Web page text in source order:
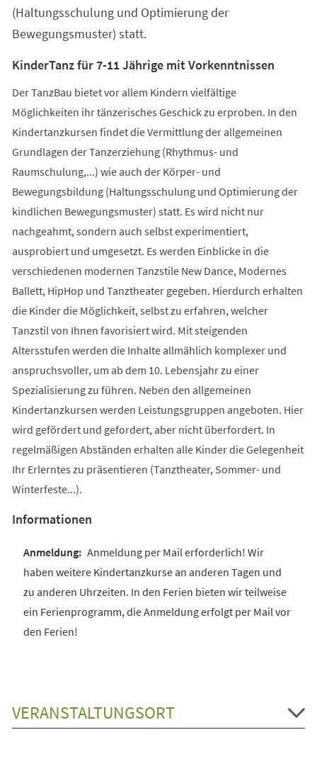
(Haltungsschulung und Optimierung der
Bewegungsmuster) statt.
KinderTanz für 7-11 Jährige mit Vorkenntnissen
Der TanzBau bietet vor allem Kindern vielfältige
Möglichkeiten ihr tänzerisches Geschick zu erproben. In den
Kindertanzkursen findet die Vermittlung der allgemeinen
Grundlagen der Tanzerziehung (Rhythmus- und
Raumschulung,...) wie auch der Körper- und
Bewegungsbildung (Haltungsschulung und Optimierung der
kindlichen Bewegungsmuster) statt. Es wird nicht nur
nachgeahmt, sondern auch selbst experimentiert,
ausprobiert und umgesetzt. Es werden Einblicke in die
verschiedenen modernen Tanzstile New Dance, Modernes
Ballett, HipHop und Tanztheater gegeben. Hierdurch erhalten
die Kinder die Möglichkeit, selbst zu erfahren, welcher
Tanzstil von Ihnen favorisiert wird. Mit steigenden
Altersstufen werden die Inhalte allmählich komplexer und
anspruchsvoller, um ab dem 10. Lebensjahr zu einer
Spezialisierung zu führen. Neben den allgemeinen
Kindertanzkursen werden Leistungsgruppen angeboten. Hier
wird gefördert und gefordert, aber nicht überfordert. In
regelmäßigen Abständen erhalten alle Kinder die Gelegenheit
Ihr Erlerntes zu präsentieren (Tanztheater, Sommer- und
Winterfeste...).
Informationen
Anmeldung per Mail erforderlich! Wir
haben weitere Kindertanzkurse an anderen Tagen und
zu anderen Uhrzeiten. In den Ferien bieten wir teilweise
ein Ferienprogramm, die Anmeldung erfolgt per Mail vor
den Ferien!
VERANSTALTUNGSORT